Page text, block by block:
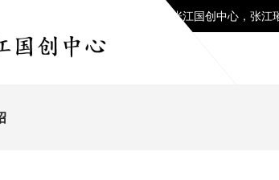
张江国创中心，张江